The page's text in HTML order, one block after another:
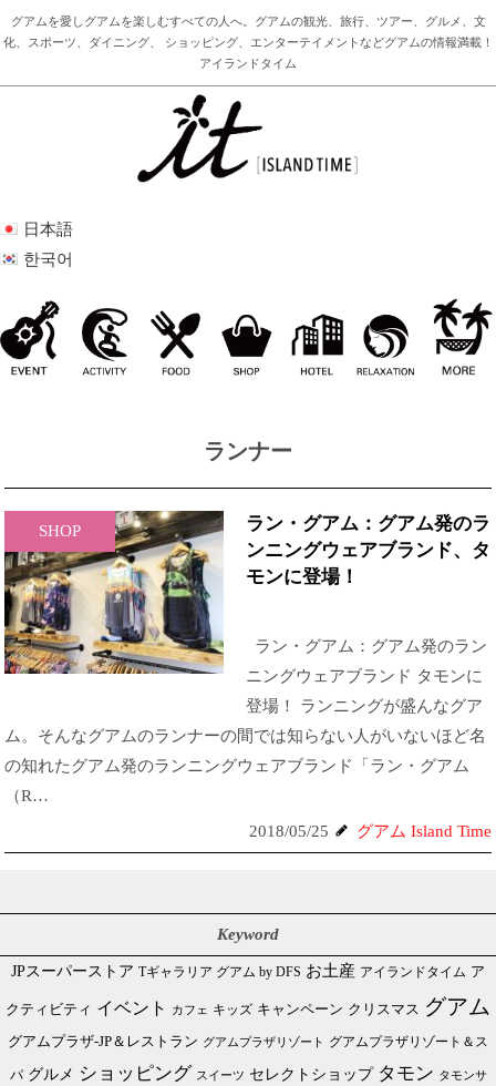
グアムを愛しグアムを楽しむすべての人へ。グアムの観光、旅行、ツアー、グルメ、文
化、スポーツ、ダイニング、 ショッピング、エンターテイメントなどグアムの情報満載！
アイランドタイム
日本語
한국어
ランナー
SHOP
ラン・グアム：グアム発のラ
ンニングウェアブランド、タ
モンに登場！
ラン・グアム：グアム発のラン
ニングウェアブランド タモンに
登場！ ランニングが盛んなグア
ム。そんなグアムのランナーの間では知らない人がいないほど名
の知れたグアム発のランニングウェアブランド「ラン・グアム
（R…
2018/05/25
グアム Island Time
Keyword
JPスーパーストア Tギャラリア グアム by DFS お土産 アイランドタイム ア
クティビティ イベント カフェ キッズ キャンペーン クリスマス グアム
グアムプラザ-JP＆レストラン グアムプラザリゾート グアムプラザリゾート＆ス
パ グルメ ショッピング スイーツ セレクトショップ タモン タモンサ